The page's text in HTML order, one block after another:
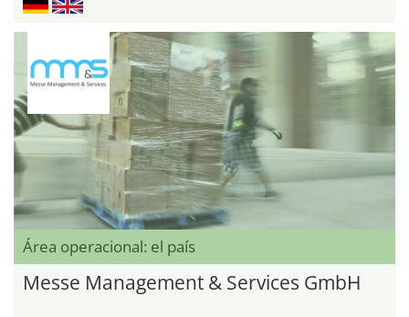
Área operacional: el país
Messe Management & Services GmbH